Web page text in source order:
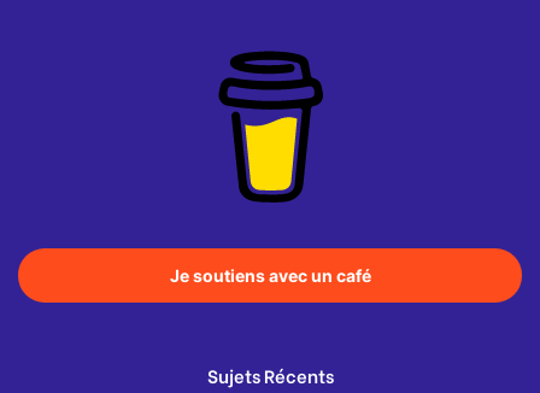
Je soutiens avec un café
Sujets Récents